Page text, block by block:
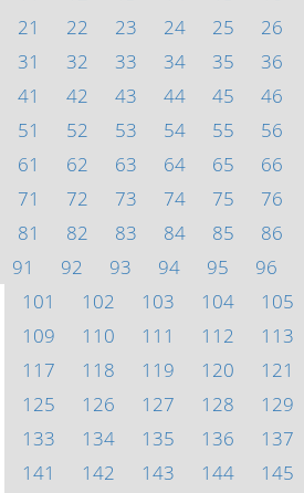
21
22 23 24 25 26
31
32 33 34 35 36
41
42 43 44 45 46
51
52 53 54 55 56
61
62 63 64 65 66
71
72 73 74 75 76
81
82 83 84 85 86
91
92 93 94 95 96
101
102 103 104 105
109
110 111 112 113
117
118 119 120 121
125
126 127 128 129
133
134 135 136 137
141
142 143 144 145